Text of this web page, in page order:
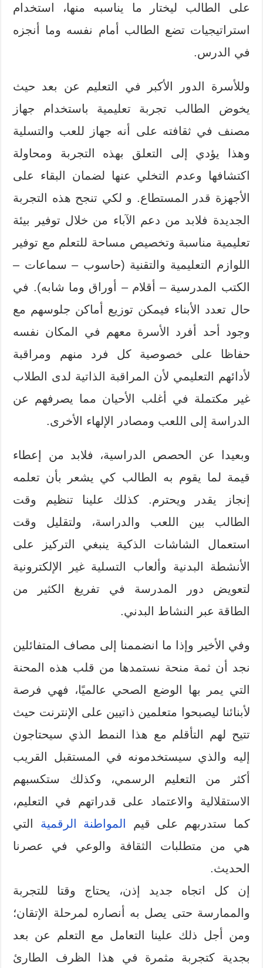
على الطالب ليختار ما يناسبه منها، استخدام
استراتيجيات تضع الطالب أمام نفسه وما أنجزه
في الدرس.
وللأسرة الدور الأكبر في التعليم عن بعد حيث
يخوض الطالب تجربة تعليمية باستخدام جهاز
مصنف في ثقافته على أنه جهاز للعب والتسلية
وهذا يؤدي إلى التعلق بهذه التجربة ومحاولة
اكتشافها وعدم التخلي عنها لضمان البقاء على
الأجهزة قدر المستطاع. و لكي تنجح هذه التجربة
الجديدة فلابد من دعم الآباء من خلال توفير بيئة
تعليمية مناسبة وتخصيص مساحة للتعلم مع توفير
اللوازم التعليمية والتقنية (حاسوب – سماعات –
الكتب المدرسية – أقلام – أوراق وما شابه). في
حال تعدد الأبناء فيمكن توزيع أماكن جلوسهم مع
وجود أحد أفرد الأسرة معهم في المكان نفسه
حفاظا على خصوصية كل فرد منهم ومراقبة
لأدائهم التعليمي لأن المراقبة الذاتية لدى الطلاب
غير مكتملة في أغلب الأحيان مما يصرفهم عن
الدراسة إلى اللعب ومصادر الإلهاء الأخرى.
وبعيدا عن الحصص الدراسية، فلابد من إعطاء
قيمة لما يقوم به الطالب كي يشعر بأن تعلمه
إنجاز يقدر ويحترم. كذلك علينا تنظيم وقت
الطالب بين اللعب والدراسة، ولتقليل وقت
استعمال الشاشات الذكية ينبغي التركيز على
الأنشطة البدنية وألعاب التسلية غير الإلكترونية
لتعويض دور المدرسة في تفريغ الكثير من
الطاقة عبر النشاط البدني.
وفي الأخير وإذا ما انضممنا إلى مصاف المتفائلين
نجد أن ثمة منحة نستمدها من قلب هذه المحنة
التي يمر بها الوضع الصحي عالميًا، فهي فرصة
لأبنائنا ليصبحوا متعلمين ذاتيين على الإنترنت حيث
تتيح لهم التأقلم مع هذا النمط الذي سيحتاجون
إليه والذي سيستخدمونه في المستقبل القريب
أكثر من التعليم الرسمي، وكذلك ستكسبهم
الاستقلالية والاعتماد على قدراتهم في التعليم،
كما ستدربهم على قيم
المواطنة الرقمية التي
هي من متطلبات الثقافة والوعي في عصرنا
الحديث.
إن كل اتجاه جديد إذن، يحتاج وقتا للتجربة
والممارسة حتى يصل به أنصاره لمرحلة الإتقان؛
ومن أجل ذلك علينا التعامل مع التعلم عن بعد
بجدية كتجربة مثمرة في هذا الظرف الطارئ